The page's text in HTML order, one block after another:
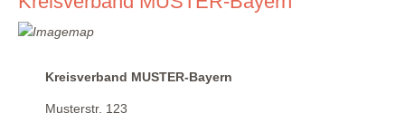
Kreisverband MUSTER-Bayern
Musterstr. 123